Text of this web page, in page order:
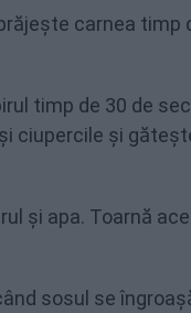
carnea timp
timp de 30 de
ciupercile și
și apa. Toarnă
sosul se